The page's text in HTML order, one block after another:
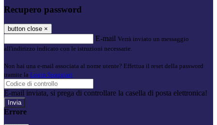
Recupero password
button close ×
E-mail Verrà inviato un messaggio
all'indirizzo indicato con le istruzioni necessarie.
Non hai una e-mail associata al nome utente? Effettua il reset della password
tramite la Login Spaggiari
E-mail inviata, si prega di controllare la casella di posta elettronica!
Errore